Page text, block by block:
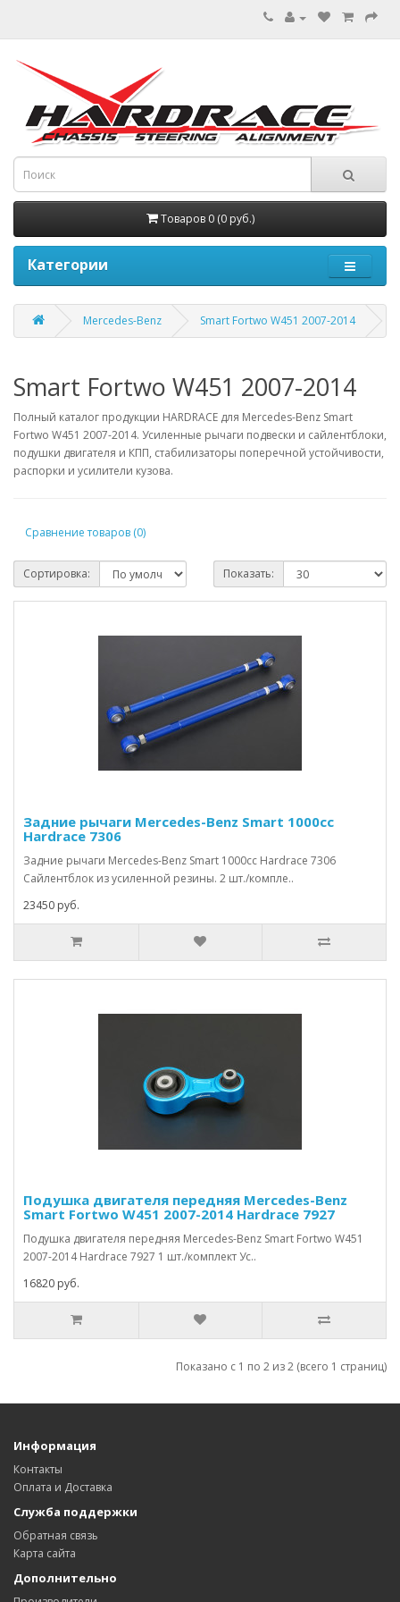
Товаров 0 (0 руб.)
Категории
Mercedes-Benz Smart Fortwo W451 2007-2014
Smart Fortwo W451 2007-2014
Полный каталог продукции HARDRACE для Mercedes-Benz Smart
Fortwo W451 2007-2014. Усиленные рычаги подвески и сайлентблоки,
подушки двигателя и КПП, стабилизаторы поперечной устойчивости,
распорки и усилители кузова.
Сравнение товаров (0)
Сортировка: Показать:
Задние рычаги Mercedes-Benz Smart 1000cc
Hardrace 7306
Задние рычаги Mercedes-Benz Smart 1000cc Hardrace 7306
Сайлентблок из усиленной резины. 2 шт./компле..
23450 руб.
Подушка двигателя передняя Mercedes-Benz
Smart Fortwo W451 2007-2014 Hardrace 7927
Подушка двигателя передняя Mercedes-Benz Smart Fortwo W451
2007-2014 Hardrace 7927 1 шт./комплект Ус..
16820 руб.
Показано с 1 по 2 из 2 (всего 1 страниц)
Информация
Контакты
Оплата и Доставка
Служба поддержки
Обратная связь
Карта сайта
Дополнительно